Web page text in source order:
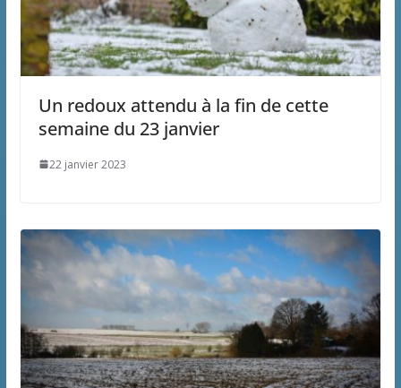
Un redoux attendu à la fin de cette
semaine du 23 janvier
22 janvier 2023